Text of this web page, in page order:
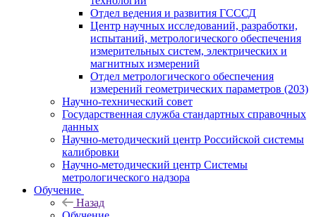
Отдел ведения и развития ГСССД
Центр научных исследований, разработки,
испытаний, метрологического обеспечения
измерительных систем, электрических и
магнитных измерений
Отдел метрологического обеспечения
измерений геометрических параметров (203)
Научно-технический совет
Государственная служба стандартных справочных
данных
Научно-методический центр Российской системы
калибровки
Научно-методический центр Системы
метрологического надзора
Обучение
Назад